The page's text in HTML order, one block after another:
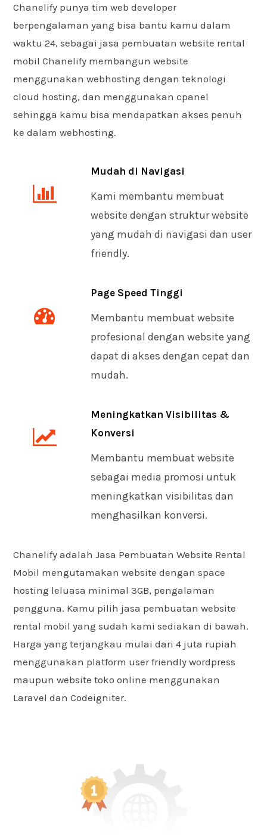
Chanelify punya tim web developer
berpengalaman yang bisa bantu kamu dalam
waktu 24, sebagai jasa pembuatan website rental
mobil Chanelify membangun website
menggunakan webhosting dengan teknologi
cloud hosting, dan menggunakan cpanel
sehingga kamu bisa mendapatkan akses penuh
ke dalam webhosting.
Mudah di Navigasi
Kami membantu membuat
website dengan struktur website
yang mudah di navigasi dan user
friendly.
Page Speed Tinggi
Membantu membuat website
profesional dengan website yang
dapat di akses dengan cepat dan
mudah.
Meningkatkan Visibilitas &
Konversi
Membantu membuat website
sebagai media promosi untuk
meningkatkan visibilitas dan
menghasilkan konversi.
Chanelify adalah Jasa Pembuatan Website Rental
Mobil mengutamakan website dengan space
hosting leluasa minimal 3GB, pengalaman
pengguna. Kamu pilih jasa pembuatan website
rental mobil yang sudah kami sediakan di bawah.
Harga yang terjangkau mulai dari 4 juta rupiah
menggunakan platform user friendly wordpress
maupun website toko online menggunakan
Laravel dan Codeigniter.